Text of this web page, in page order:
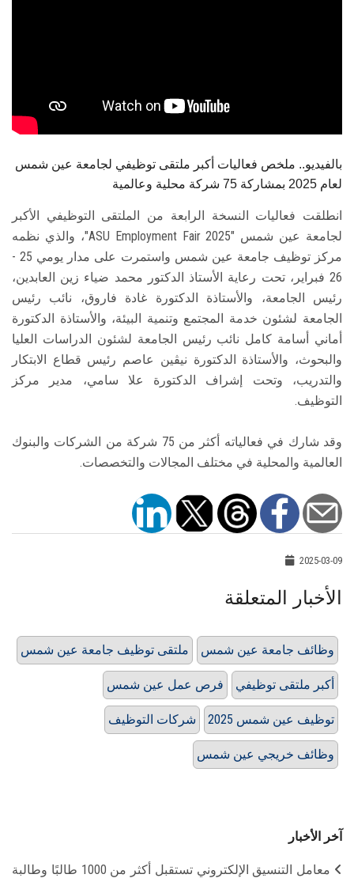
بالفيديو.. ملخص فعاليات أكبر ملتقى توظيفي لجامعة عين شمس
لعام 2025 بمشاركة 75 شركة محلية وعالمية
انطلقت فعاليات النسخة الرابعة من الملتقى التوظيفي الأكبر
لجامعة عين شمس "ASU Employment Fair 2025"، والذي نظمه
مركز توظيف جامعة عين شمس واستمرت على مدار يومي 25 -
26 فبراير، تحت رعاية الأستاذ الدكتور محمد ضياء زين العابدين،
رئيس الجامعة، والأستاذة الدكتورة غادة فاروق، نائب رئيس
الجامعة لشئون خدمة المجتمع وتنمية البيئة، والأستاذة الدكتورة
أماني أسامة كامل نائب رئيس الجامعة لشئون الدراسات العليا
والبحوث، والأستاذة الدكتورة نيڤين عاصم رئيس قطاع الابتكار
والتدريب، وتحت إشراف الدكتورة علا سامي، مدير مركز
التوظيف.
وقد شارك في فعالياته أكثر من 75 شركة من الشركات والبنوك
العالمية والمحلية في مختلف المجالات والتخصصات.
2025-03-09
الأخبار المتعلقة
ملتقى توظيف جامعة عين شمس وظائف جامعة عين شمس
فرص عمل عين شمس أكبر ملتقى توظيفي
شركات التوظيف توظيف عين شمس 2025
وظائف خريجي عين شمس
آخر الأخبار
معامل التنسيق الإلكتروني تستقبل أكثر من 1000 طالبًا وطالبة